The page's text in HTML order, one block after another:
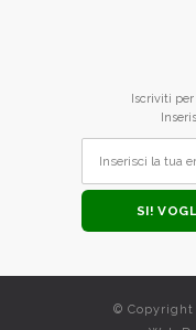
Iscriviti
SI!
© Copyright